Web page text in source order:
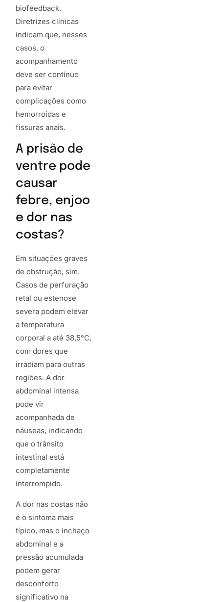
biofeedback.
Diretrizes clínicas
indicam que, nesses
casos, o
acompanhamento
deve ser contínuo
para evitar
complicações como
hemorroidas e
fissuras anais.
A prisão de
ventre pode
causar
febre, enjoo
e dor nas
costas?
Em situações graves
de obstrução, sim.
Casos de perfuração
retal ou estenose
severa podem elevar
a temperatura
corporal a até 38,5°C,
com dores que
irradiam para outras
regiões. A dor
abdominal intensa
pode vir
acompanhada de
náuseas, indicando
que o trânsito
intestinal está
completamente
interrompido.
A dor nas costas não
é o sintoma mais
típico, mas o inchaço
abdominal e a
pressão acumulada
podem gerar
desconforto
significativo na